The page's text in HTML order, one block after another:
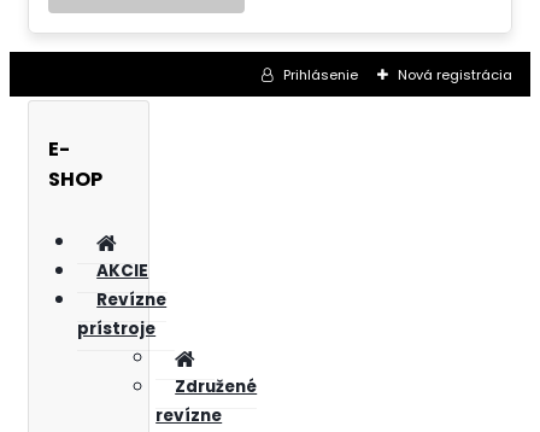
Prihlásenie Nová registrácia
E-
SHOP
AKCIE
Revízne
prístroje
Združené
revízne